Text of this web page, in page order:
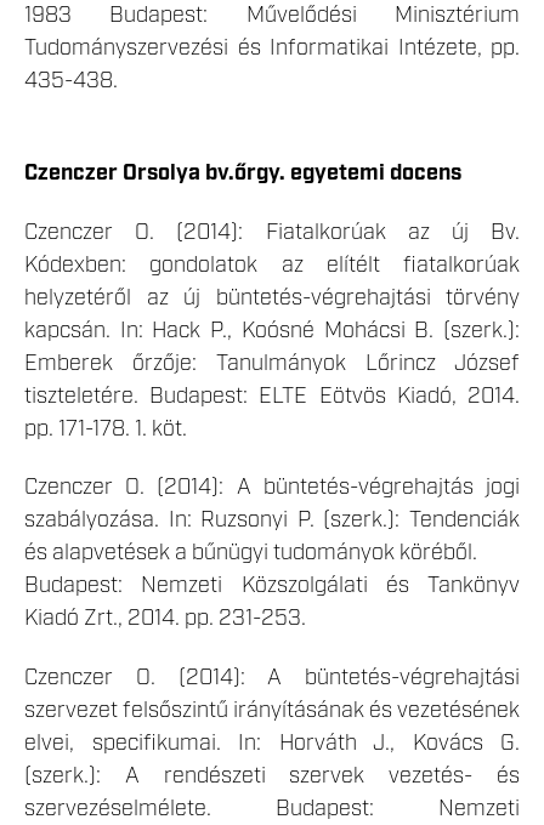
1983 Budapest: Művelődési Minisztérium
Tudományszervezési és Informatikai Intézete, pp.
435-438.
Czenczer Orsolya bv.őrgy. egyetemi docens
Czenczer O. (2014): Fiatalkorúak az új Bv.
Kódexben: gondolatok az elítélt fiatalkorúak
helyzetéről az új büntetés-végrehajtási törvény
kapcsán. In: Hack P., Koósné Mohácsi B. (szerk.):
Emberek őrzője: Tanulmányok Lőrincz József
tiszteletére. Budapest: ELTE Eötvös Kiadó, 2014.
pp. 171-178. 1. köt.
Czenczer O. (2014): A büntetés-végrehajtás jogi
szabályozása. In: Ruzsonyi P. (szerk.): Tendenciák
és alapvetések a bűnügyi tudományok köréből.
Budapest: Nemzeti Közszolgálati és Tankönyv
Kiadó Zrt., 2014. pp. 231-253.
Czenczer O. (2014): A büntetés-végrehajtási
szervezet felsőszintű irányításának és vezetésének
elvei, specifikumai. In: Horváth J., Kovács G.
(szerk.): A rendészeti szervek vezetés- és
szervezéselmélete. Budapest: Nemzeti